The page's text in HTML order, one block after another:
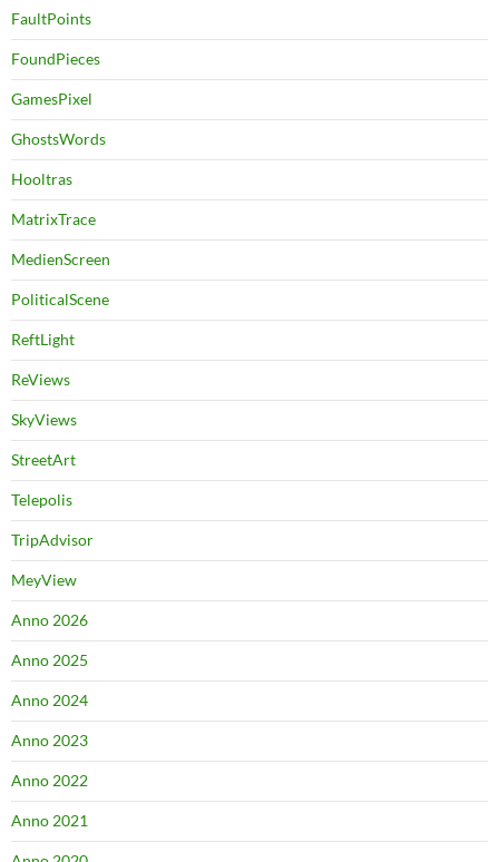
FaultPoints
FoundPieces
GamesPixel
GhostsWords
Hooltras
MatrixTrace
MedienScreen
PoliticalScene
ReftLight
ReViews
SkyViews
StreetArt
Telepolis
TripAdvisor
MeyView
Anno 2026
Anno 2025
Anno 2024
Anno 2023
Anno 2022
Anno 2021